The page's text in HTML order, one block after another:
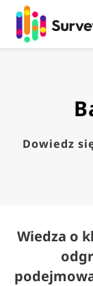
Go to
Dowiedz
Wiedza o